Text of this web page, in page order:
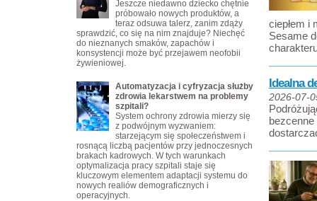
ciepłem i
Sesame
Idealna
2026-07-
Jeszcze niedawno dziecko chętnie
próbowało nowych produktów, a
teraz odsuwa talerz, zanim zdąży
sprawdzić, co się na nim znajduje? Niechęć
do nieznanych smaków, zapachów i
konsystencji może być przejawem neofobii
żywieniowej.
Automatyzacja i cyfryzacja służby
zdrowia lekarstwem na problemy
szpitali?
System ochrony zdrowia mierzy się
z podwójnym wyzwaniem:
starzejącym się społeczeństwem i
rosnącą liczbą pacjentów przy jednoczesnych
brakach kadrowych. W tych warunkach
optymalizacja pracy szpitali staje się
kluczowym elementem adaptacji systemu do
nowych realiów demograficznych i
operacyjnych.